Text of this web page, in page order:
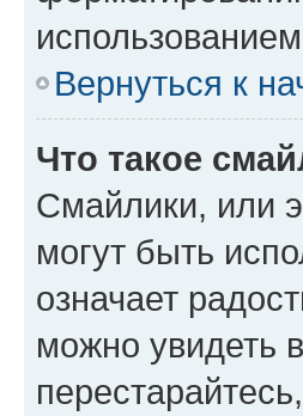
Вернуться к
Что такое
Смайлики, или
могут быть
означает
можно увидеть